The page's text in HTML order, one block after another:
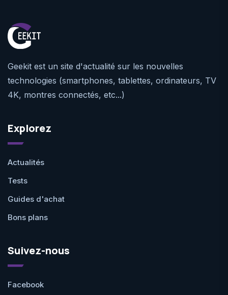
Geekit est un site d'actualité sur les nouvelles
technologies (smartphones, tablettes, ordinateurs, TV
4K, montres connectés, etc...)
Explorez
Actualités
Tests
Guides d'achat
Bons plans
Suivez-nous
Facebook